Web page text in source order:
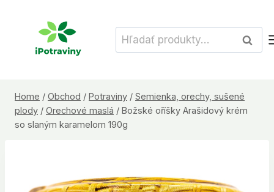
Hľadať:
Home / Obchod / Potraviny / Semienka, orechy, sušené
plody / Orechové maslá / Božské oříšky Arašidový krém
so slaným karamelom 190g